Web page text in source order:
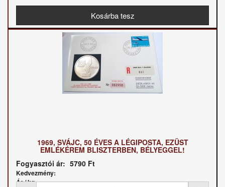
1969, SVÁJC, 50 ÉVES A LÉGIPOSTA, EZÜST
EMLÉKÉREM BLISZTERBEN, BÉLYEGGEL!
Fogyasztói ár: 5790 Ft
Kedvezmény:
Ár / kg: